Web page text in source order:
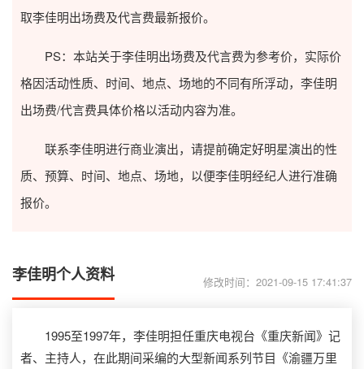
取李佳明出场费及代言费最新报价。
PS：本站关于李佳明出场费及代言费为参考价，实际价
格因活动性质、时间、地点、场地的不同有所浮动，李佳明
出场费/代言费具体价格以活动内容为准。
联系李佳明进行商业演出，请提前确定好明星演出的性
质、预算、时间、地点、场地，以便李佳明经纪人进行准确
报价。
李佳明个人资料 修改时间：2021-09-15 17:41:37
1995至1997年，李佳明担任重庆电视台《重庆新闻》记
者、主持人，在此期间采编的大型新闻系列节目《渝疆万里